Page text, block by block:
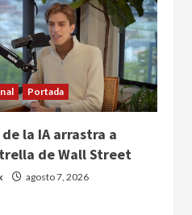
Portada
la IA arrastra a
de Wall Street
agosto 7, 2026